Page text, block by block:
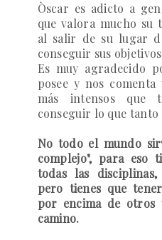
Òscar es adicto a
que valora mucho su
al salir de su lugar
conseguir sus
Es muy agradecido
posee y nos comenta
más intensos que
conseguir lo que tanto
No todo el mundo
complejo", para eso
todas las
pero tienes que
por encima de
camino.